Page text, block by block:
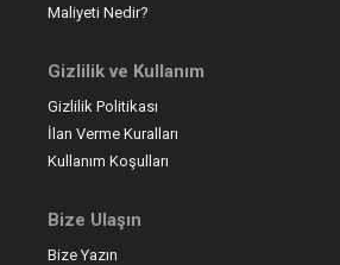
Maliyeti Nedir?
Gizlilik ve Kullanım
Gizlilik Politikası
İlan Verme Kuralları
Kullanım Koşulları
Bize Ulaşın
Bize Yazın